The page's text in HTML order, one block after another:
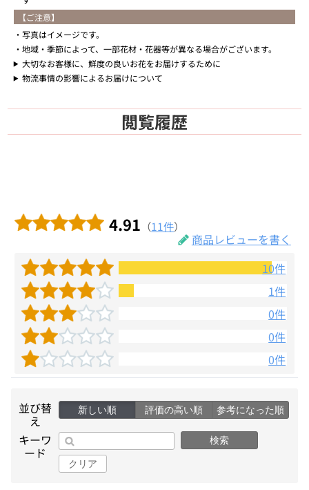
【ご注意】
写真はイメージです。
地域・季節によって、一部花材・花器等が異なる場合がございます。
大切なお客様に、鮮度の良いお花をお届けするために
物流事情の影響によるお届けについて
閲覧履歴
4.91 （11件）
商品レビューを書く
10件
1件
0件
0件
0件
並び替
え
新しい順 評価の高い順 参考になった順
キーワ
ード
検索
クリア